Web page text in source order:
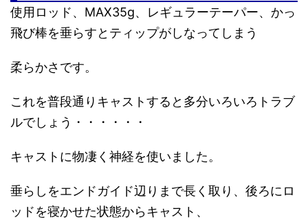
使用ロッド、MAX35g、レギュラーテーパー、かっ
飛び棒を垂らすとティップがしなってしまう
柔らかさです。
これを普段通りキャストすると多分いろいろトラブ
ルでしょう・・・・・・
キャストに物凄く神経を使いました。
垂らしをエンドガイド辺りまで長く取り、後ろにロ
ッドを寝かせた状態からキャスト、